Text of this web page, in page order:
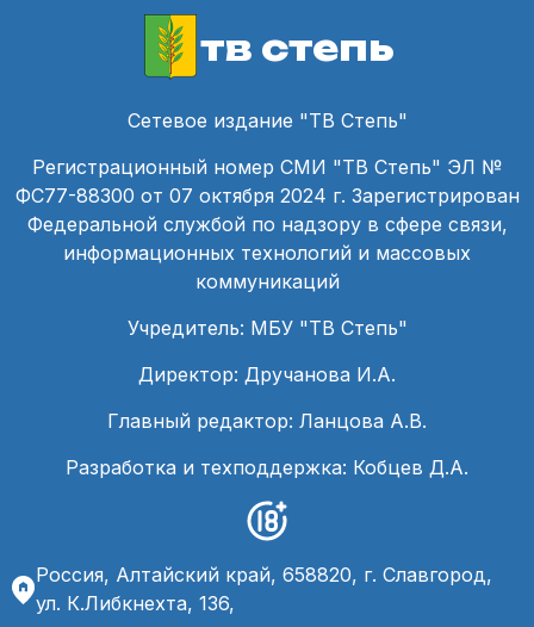
тв степь
Сетевое издание "ТВ Степь"
Регистрационный номер СМИ "ТВ Степь" ЭЛ №
ФС77-88300 от 07 октября 2024 г. Зарегистрирован
Федеральной службой по надзору в сфере связи,
информационных технологий и массовых
коммуникаций
Учредитель: МБУ "ТВ Степь"
Директор: Дручанова И.А.
Главный редактор: Ланцова А.В.
Разработка и техподдержка: Кобцев Д.А.
Россия, Алтайский край, 658820, г. Славгород,
ул. К.Либкнехта, 136,